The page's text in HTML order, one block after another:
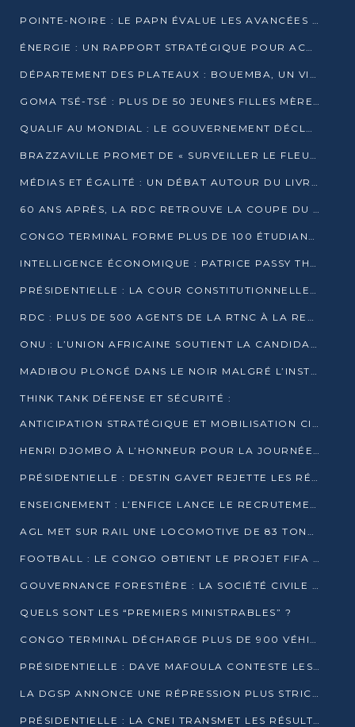
POINTE-NOIRE : LE PAPN ÉVALUE LES AVANCÉES DU MÔLE EST
ÉNERGIE : UN RAPPORT STRATÉGIQUE POUR ACCÉLÉRER LA TRANSITION AU CONGO
DÉPARTEMENT DES PLATEAUX : BOUEMBA, UN VIVIER ÉCONOMIQUE PRÊT À EXPLOSER
GOMA TSÉ-TSÉ : PLUS DE 50 JEUNES FILLES MÈRES SENSIBILISÉES À LA SANTÉ SEXUELLE
QUALIF AU MONDIAL : LE GOUVERNEMENT DÉCLARE LA JOURNÉE DU 1ER AVRIL 2026 CHÔMÉE ET PAYÉE
BRAZZAVILLE PROMET DE « SURVEILLER LE FLEUVE » APRÈS LA QUALIFICATION DE LA RDC AU MONDIAL
MÉDIAS ET ÉGALITÉ : UN DÉBAT AUTOUR DU LIVRE « CES FEMMES QUI REPRENNENT LE POUVOIR SUR LEUR VIE »
60 ANS APRÈS, LA RDC RETROUVE LA COUPE DU MONDE
CONGO TERMINAL FORME PLUS DE 100 ÉTUDIANTS AUX TECHNIQUES D’EMBAUCHE
INTELLIGENCE ÉCONOMIQUE : PATRICE PASSY THÉORISE UNE STRATÉGIE ADAPTÉE AUX CONTEXTES FRAGMENTÉS
PRÉSIDENTIELLE : LA COUR CONSTITUTIONNELLE CONFIRME LA VICTOIRE DE SASSOU NGUESSO AVEC 94,90 % DES SUFFRAGES
RDC : PLUS DE 500 AGENTS DE LA RTNC À LA RETRAITE, UNE PAGE SE TOURNE
ONU : L’UNION AFRICAINE SOUTIENT LA CANDIDATURE DE MACKY SALL
MADIBOU PLONGÉ DANS LE NOIR MALGRÉ L’INSTALLATION D’UN NOUVEAU TRANSFORMATEUR
THINK TANK DÉFENSE ET SÉCURITÉ :
ANTICIPATION STRATÉGIQUE ET MOBILISATION CITOYENNE POUR NOTRE SOUVERAINETÉ NATIONALE
HENRI DJOMBO À L’HONNEUR POUR LA JOURNÉE MONDIALE DU THÉÂTRE
PRÉSIDENTIELLE : DESTIN GAVET REJETTE LES RÉSULTATS ET APPELLE À UN DIALOGUE NATIONAL
ENSEIGNEMENT : L’ENFICE LANCE LE RECRUTEMENT DE SA PREMIÈRE PROMOTION DE PROFESSEURS DES ÉCOLES
AGL MET SUR RAIL UNE LOCOMOTIVE DE 83 TONNES À POINTE-NOIRE
FOOTBALL : LE CONGO OBTIENT LE PROJET FIFA ARENA POUR SES 15 DÉPARTEMENTS
GOUVERNANCE FORESTIÈRE : LA SOCIÉTÉ CIVILE CONGOLAISE AFFICHE SES PRIORITÉS POUR 2026
QUELS SONT LES “PREMIERS MINISTRABLES” ?
CONGO TERMINAL DÉCHARGE PLUS DE 900 VÉHICULES EN QUELQUES HEURES
PRÉSIDENTIELLE : DAVE MAFOULA CONTESTE LES RÉSULTATS PROVISOIRES
LA DGSP ANNONCE UNE RÉPRESSION PLUS STRICTE CONTRE LES MOTO-TAXIS
PRÉSIDENTIELLE : LA CNEI TRANSMET LES RÉSULTATS PROVISOIRES À LA COUR CONSTITUTIONNELLE